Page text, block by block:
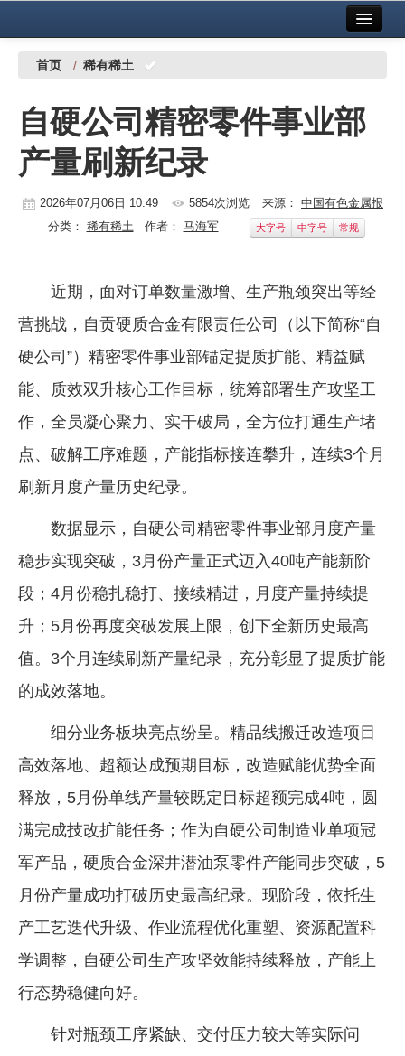
中国有色金属报社主办 广告服务
铜镍铅锌
铝
稀有稀土
镁钛
地矿 建设
党建工作
企业文化
《资源再生》杂志
首页 / 稀有稀土
自硬公司精密零件事业部
产量刷新纪录
2026年07月06日 10:49 5854次浏览 来源： 中国有色金属报
分类： 稀有稀土作者： 马海军 大字号 中字号 常规
近期，面对订单数量激增、生产瓶颈突出等经
营挑战，自贡硬质合金有限责任公司（以下简称“自
硬公司”）精密零件事业部锚定提质扩能、精益赋
能、质效双升核心工作目标，统筹部署生产攻坚工
作，全员凝心聚力、实干破局，全方位打通生产堵
点、破解工序难题，产能指标接连攀升，连续3个月
刷新月度产量历史纪录。
数据显示，自硬公司精密零件事业部月度产量
稳步实现突破，3月份产量正式迈入40吨产能新阶
段；4月份稳扎稳打、接续精进，月度产量持续提
升；5月份再度突破发展上限，创下全新历史最高
值。3个月连续刷新产量纪录，充分彰显了提质扩能
的成效落地。
细分业务板块亮点纷呈。精品线搬迁改造项目
高效落地、超额达成预期目标，改造赋能优势全面
释放，5月份单线产量较既定目标超额完成4吨，圆
满完成技改扩能任务；作为自硬公司制造业单项冠
军产品，硬质合金深井潜油泵零件产能同步突破，5
月份产量成功打破历史最高纪录。现阶段，依托生
产工艺迭代升级、作业流程优化重塑、资源配置科
学调整，自硬公司生产攻坚效能持续释放，产能上
行态势稳健向好。
针对瓶颈工序紧缺、交付压力较大等实际问